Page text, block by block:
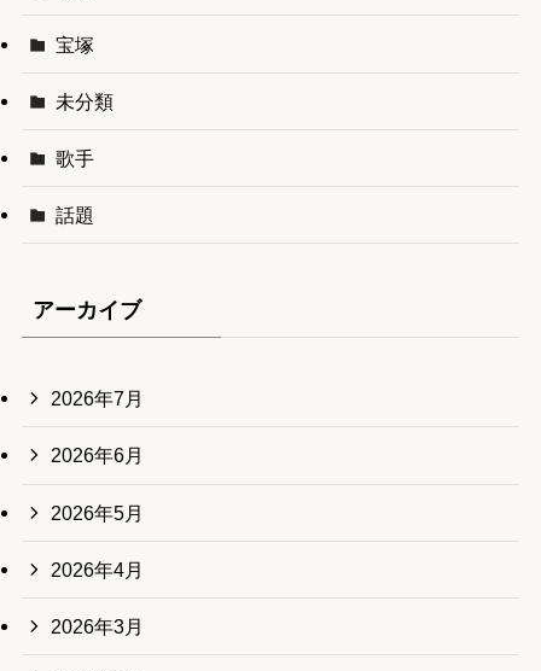
宝塚
未分類
歌手
話題
アーカイブ
2026年7月
2026年6月
2026年5月
2026年4月
2026年3月